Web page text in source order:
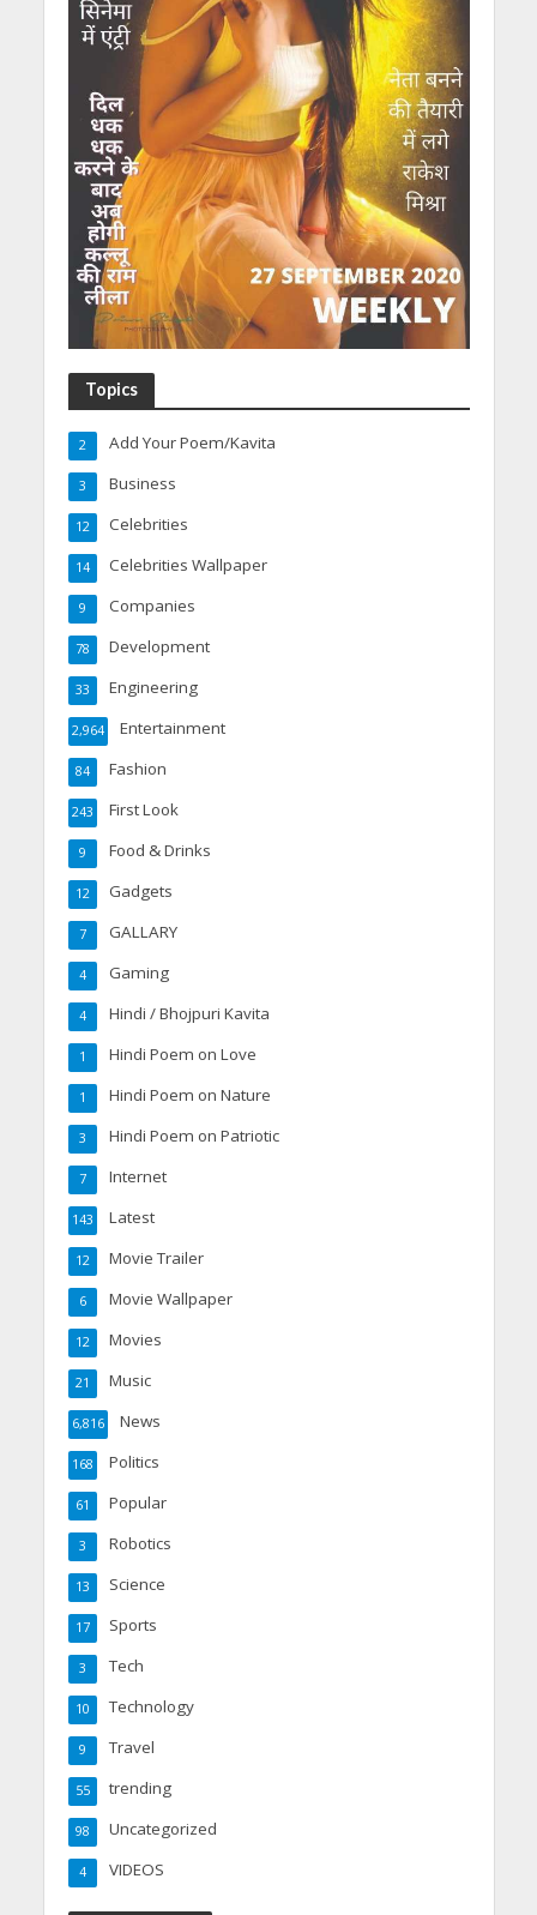
Topics
Add Your Poem/Kavita
2
Business
3
Celebrities
12
Celebrities Wallpaper
14
Companies
9
Development
78
Engineering
33
Entertainment
2,964
Fashion
84
First Look
243
Food & Drinks
9
Gadgets
12
GALLARY
7
Gaming
4
Hindi / Bhojpuri Kavita
4
Hindi Poem on Love
1
Hindi Poem on Nature
1
Hindi Poem on Patriotic
3
Internet
7
Latest
143
Movie Trailer
12
Movie Wallpaper
6
Movies
12
Music
21
News
6,816
Politics
168
Popular
61
Robotics
3
Science
13
Sports
17
Tech
3
Technology
10
Travel
9
trending
55
Uncategorized
98
VIDEOS
4